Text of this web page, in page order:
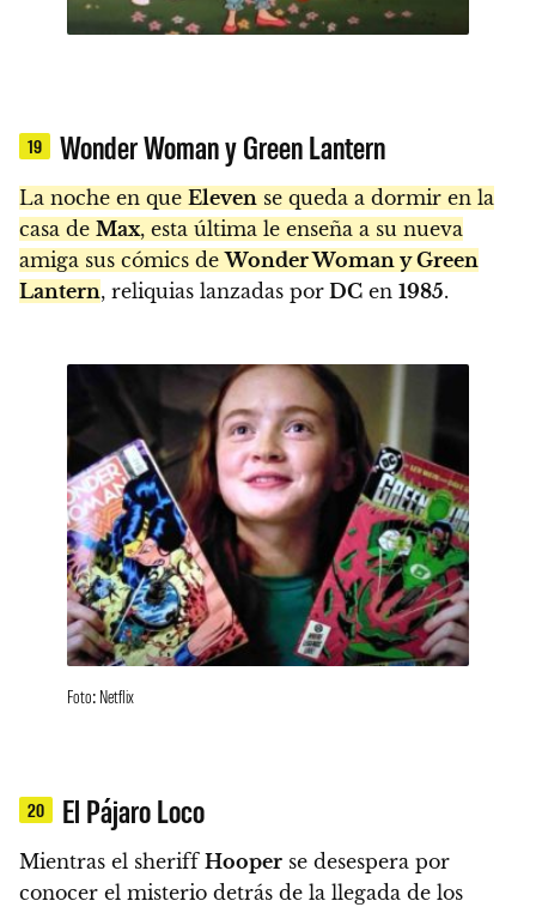
19 Wonder Woman y Green Lantern
La noche en que Eleven se queda a dormir en la
casa de Max, esta última le enseña a su nueva
amiga sus cómics deWonder Woman y Green
Lantern, reliquias lanzadas por DC en 1985.
Foto: Netflix
20 El Pájaro Loco
Mientras el sheriff Hooper se desespera por
conocer el misterio detrás de la llegada de los